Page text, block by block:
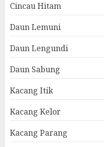
Cincau Hitam
Daun Lemuni
Daun Lengundi
Daun Sabung
Kacang Itik
Kacang Kelor
Kacang Parang